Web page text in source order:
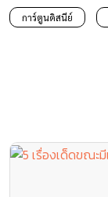
การ์ตูนดิสนีย์